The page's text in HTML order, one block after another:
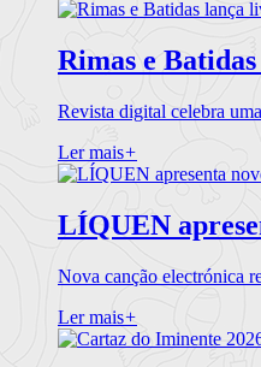
Rimas e
Revista digital celebra
Ler mais+
LÍQUEN
Nova canção electrónica
Ler mais+